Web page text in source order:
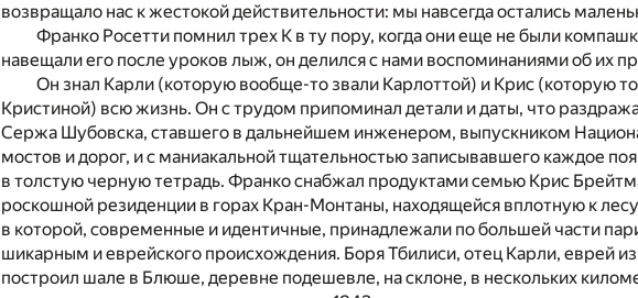
возвращало нас к жестокой действительности: мы навсегда остались
Франко Росетти помнил трех К в ту пору, когда они еще не были
навещали его после уроков лыж, он делился с нами воспоминаниями об их
Он знал Карли (которую вообще-то звали Карлоттой) и Крис (которую
Кристиной) всю жизнь. Он с трудом припоминал детали и даты, что
Сержа Шубовска, ставшего в дальнейшем инженером, выпускником
мостов и дорог, и с маниакальной тщательностью записывавшего каждое
в толстую черную тетрадь. Франко снабжал продуктами семью Крис
роскошной резиденции в горах Кран-Монтаны, находящейся вплотную к
в которой, современные и идентичные, принадлежали по большей части
шикарным и еврейского происхождения. Боря Тбилиси, отец Карли, еврей
построил шале в Блюше, деревне подешевле, на склоне, в нескольких